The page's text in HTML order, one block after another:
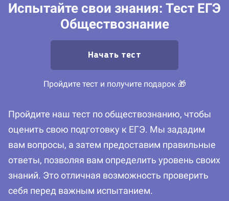
Испытайте свои знания: Тест ЕГЭ
Обществознание
Начать тест
Пройдите тест и получите подарок 🎁
Пройдите наш тест по обществознанию, чтобы
оценить свою подготовку к ЕГЭ. Мы зададим
вам вопросы, а затем предоставим правильные
ответы, позволяя вам определить уровень своих
знаний. Это отличная возможность проверить
себя перед важным испытанием.